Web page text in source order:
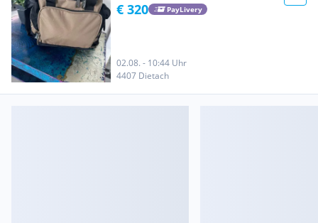
€ 320 PayLivery
02.08. - 10:44 Uhr
4407 Dietach